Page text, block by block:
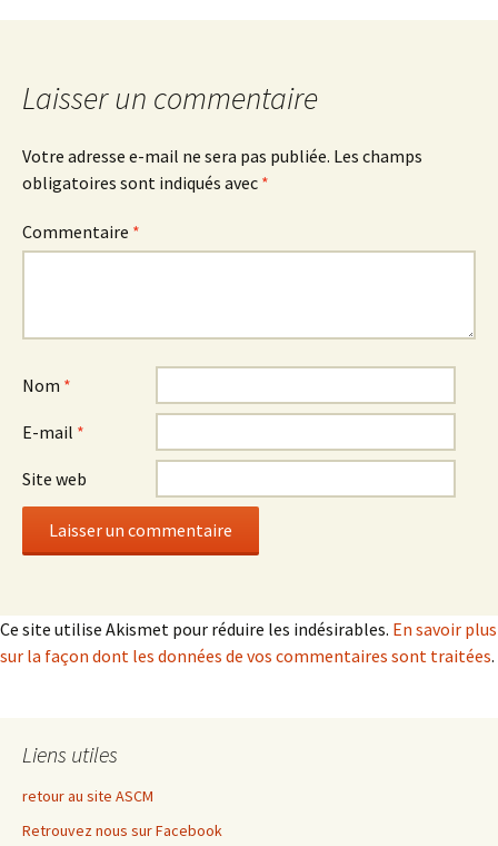
des
articles
Laisser un commentaire
Votre adresse e-mail ne sera pas publiée. Les champs
obligatoires sont indiqués avec *
Commentaire *
Nom *
E-mail *
Site web
Ce site utilise Akismet pour réduire les indésirables. En savoir plus
sur la façon dont les données de vos commentaires sont traitées.
Liens utiles
retour au site ASCM
Retrouvez nous sur Facebook